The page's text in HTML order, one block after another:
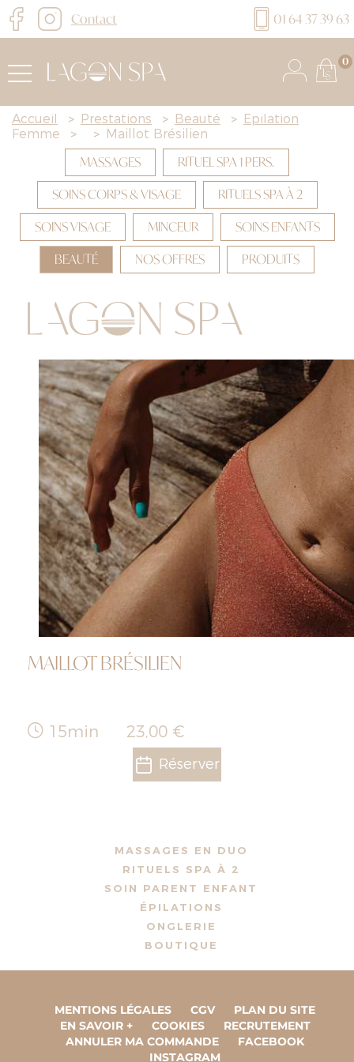
Contact 01 64 37 39 63
0
Accueil > Prestations > Beauté > Épilation
Femme
> > Maillot Brésilien
MASSAGES
RITUEL SPA 1 PERS.
SOINS CORPS & VISAGE
RITUELS SPA À 2
SOINS VISAGE
MINCEUR
SOINS ENFANTS
BEAUTÉ
NOS OFFRES PRODUITS
MAILLOT BRÉSILIEN
15min 23,00 €
Réserver
MASSAGES EN DUO
RITUELS SPA À 2
SOIN PARENT ENFANT
ÉPILATIONS
ONGLERIE
BOUTIQUE
MENTIONS LÉGALES CGV
PLAN DU SITE
EN SAVOIR +
COOKIES
RECRUTEMENT
ANNULER MA COMMANDE
FACEBOOK
INSTAGRAM